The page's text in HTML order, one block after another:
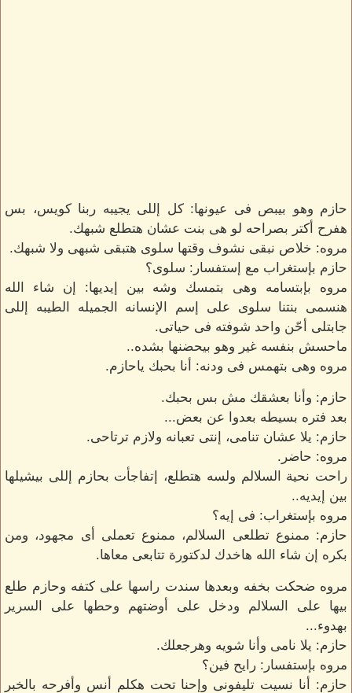
حازم وهو بيبص فى عيونها: كل إللى يجيبه ربنا كويس، بس
هفرح أكتر بصراحه لو هى بنت عشان هتطلع شبهك.
مروه: خلاص نبقى نشوف وقتها سلوى هتبقى شبهى ولا شبهك.
حازم بإستغراب مع إستفسار: سلوى؟
مروه بإبتسامه وهى بتمسك وشه بين إيديها: إن شاء الله
هنسمى بنتنا سلوى على إسم الإنسانه الجميله الطيبه إللى
جابتلى أحّن واحد شوفته فى حياتى.
ماحسش بنفسه غير وهو بيحضنها بشده..
مروه وهى بتهمس فى ودنه: أنا بحبك ياحازم.
حازم: وأنا بعشقك مش بس بحبك.
بعد فتره بسيطه بعدوا عن بعض...
حازم: يلا عشان تنامى، إنتى تعبانه ولازم ترتاحى.
مروه: حاضر.
راحت نحية السلالم ولسه هتطلع، إتفاجأت بحازم إللى بيشيلها
بين إيديه..
مروه بإستغراب: فى إيه؟
حازم: ممنوع تطلعى السلالم، ممنوع تعملى أى مجهود، ومن
بكره إن شاء الله هاخدك لدكتورة تتابعى معاها.
مروه ضحكت بخفه وبعدها سندت راسها على كتفه وحازم طلع
بيها على السلالم ودخل على أوضتهم وحطها على السرير
بهدوء...
حازم: يلا نامى وأنا شويه وهرجعلك.
مروه بإستفسار: رايح فين؟
حازم: أنا نسيت تليفونى وإحنا تحت هكلم أنس وأفرحه بالخبر